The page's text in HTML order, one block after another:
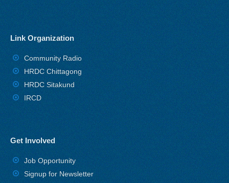
Link Organization
Community Radio
HRDC Chittagong
HRDC Sitakund
IRCD
Get Involved
Job Opportunity
Signup for Newsletter